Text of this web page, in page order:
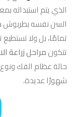
الذي يتم استبداله
السن نفسه بطربوش
تمامًا، بل ولا
تتكونمراحل زراعة
حالة عظام الفك ونوع
شهورًا عديدة.